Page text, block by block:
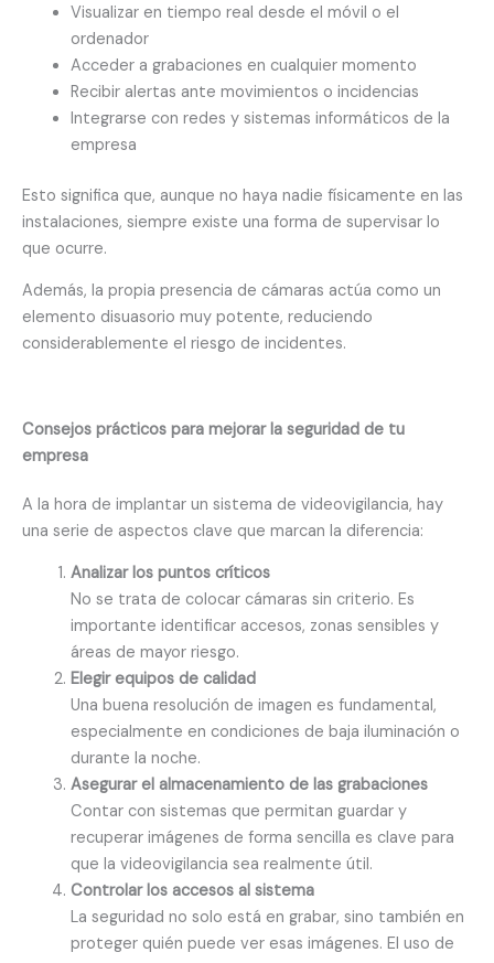
Visualizar en tiempo real desde el móvil o el
ordenador
Acceder a grabaciones en cualquier momento
Recibir alertas ante movimientos o incidencias
Integrarse con redes y sistemas informáticos de la
empresa
Esto significa que, aunque no haya nadie físicamente en las
instalaciones, siempre existe una forma de supervisar lo
que ocurre.
Además, la propia presencia de cámaras actúa como un
elemento disuasorio muy potente, reduciendo
considerablemente el riesgo de incidentes.
Consejos prácticos para mejorar la seguridad de tu
empresa
A la hora de implantar un sistema de videovigilancia, hay
una serie de aspectos clave que marcan la diferencia:
Analizar los puntos críticos
No se trata de colocar cámaras sin criterio. Es
importante identificar accesos, zonas sensibles y
áreas de mayor riesgo.
Elegir equipos de calidad
Una buena resolución de imagen es fundamental,
especialmente en condiciones de baja iluminación o
durante la noche.
Asegurar el almacenamiento de las grabaciones
Contar con sistemas que permitan guardar y
recuperar imágenes de forma sencilla es clave para
que la videovigilancia sea realmente útil.
Controlar los accesos al sistema
La seguridad no solo está en grabar, sino también en
proteger quién puede ver esas imágenes. El uso de